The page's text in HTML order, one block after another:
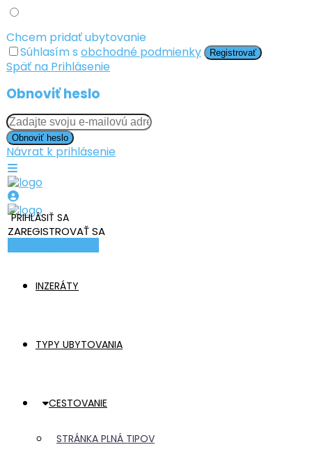
Chcem pridať ubytovanie
Súhlasím s obchodné podmienky Registrovať
Späť na Prihlásenie
Obnoviť heslo
Obnoviť heslo
Návrat k prihlásenie
PRIHLÁSIŤ SA
ZAREGISTROVAŤ SA
INZERÁTY
TYPY UBYTOVANIA
CESTOVANIE
STRÁNKA PLNÁ TIPOV